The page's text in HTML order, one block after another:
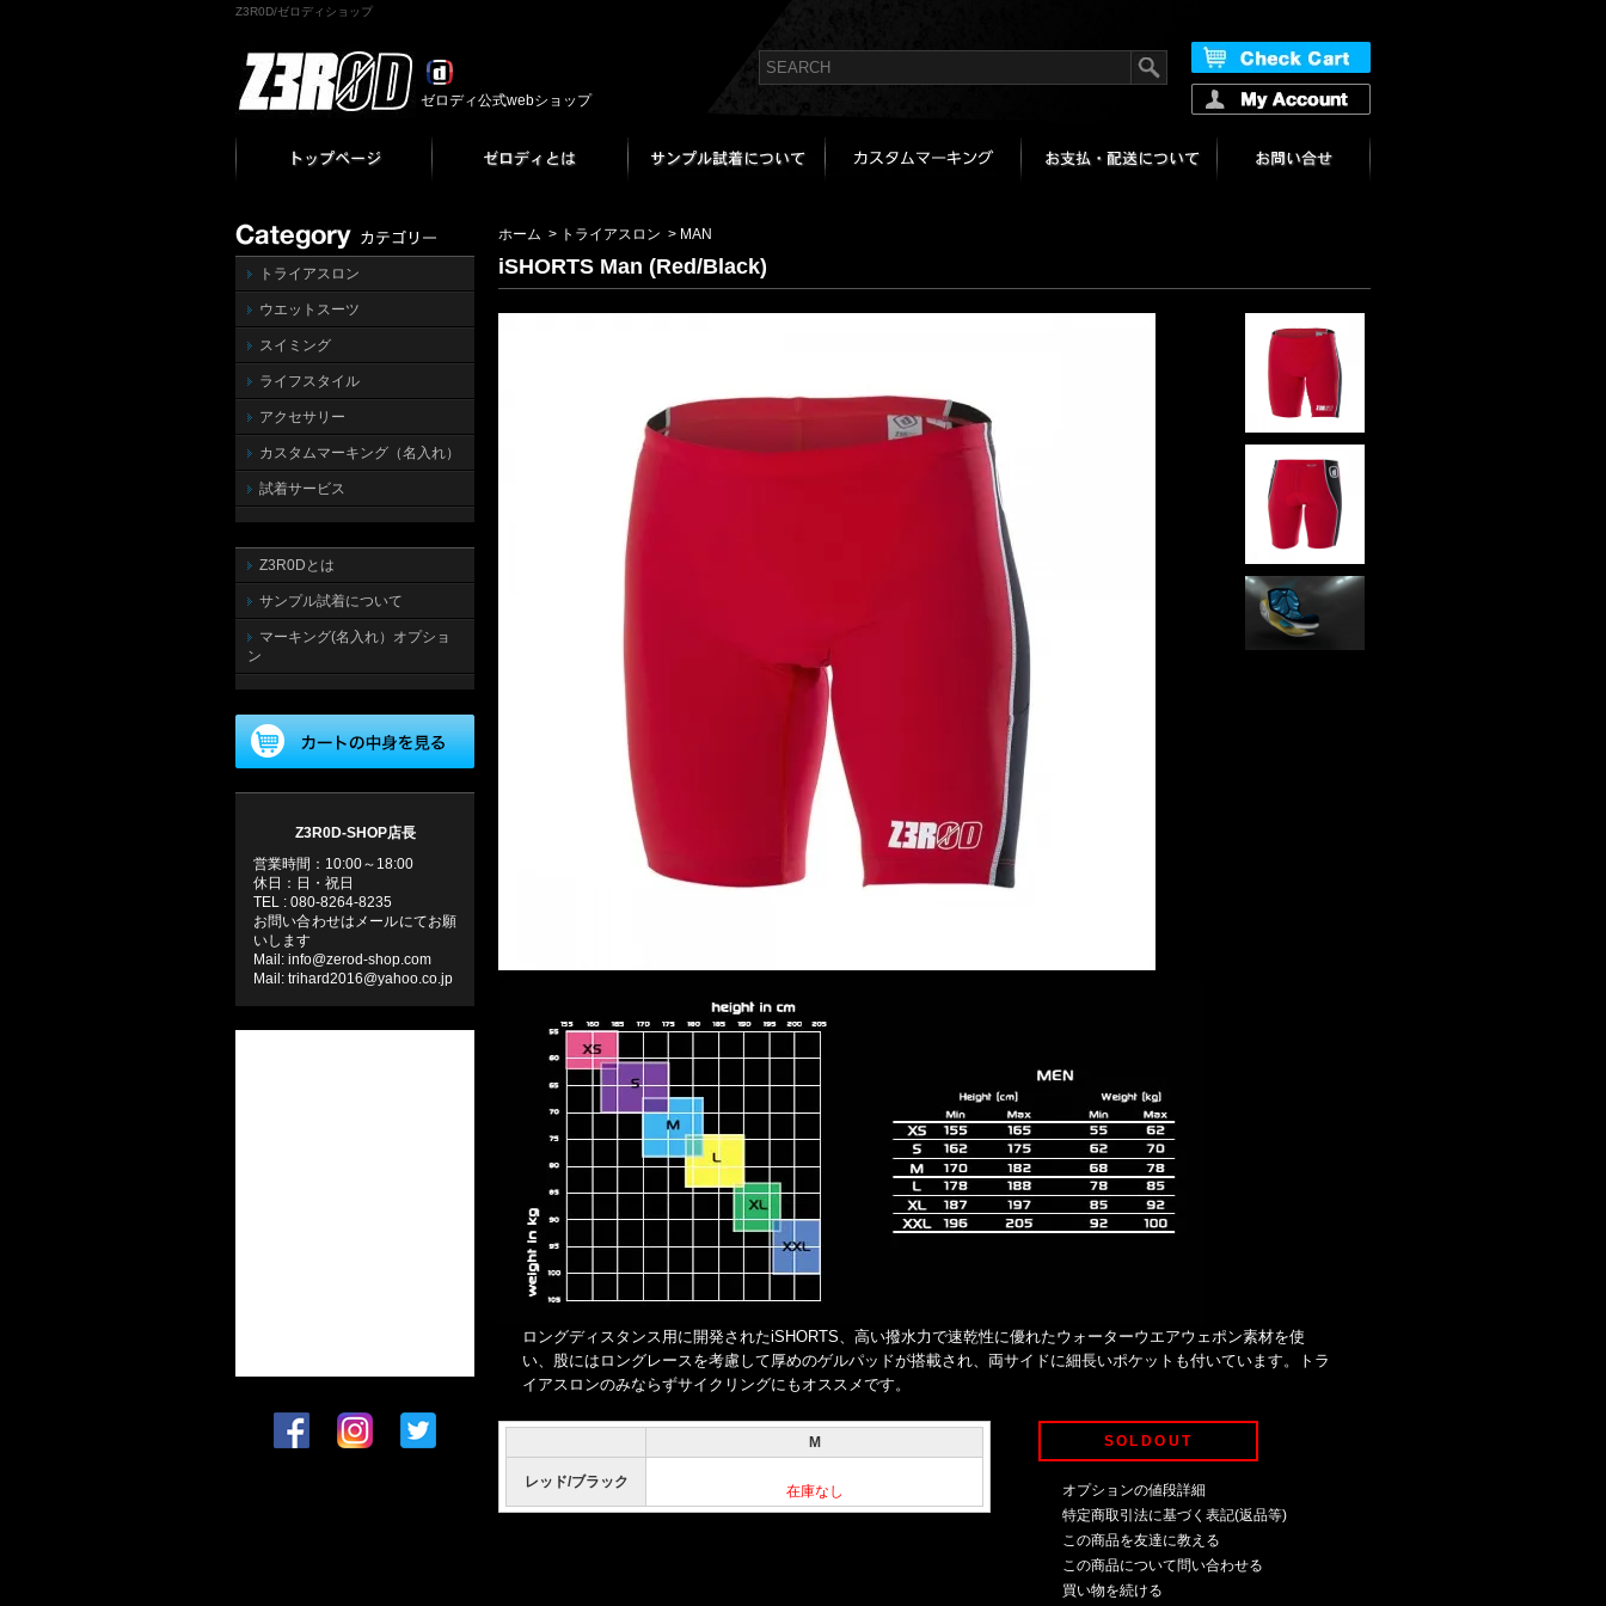
Z3R0D/ゼロディショップ
ゼロディ公式webショップ
トライアスロン
ウエットスーツ
スイミング
ライフスタイル
アクセサリー
カスタムマーキング（名入れ）
試着サービス
Z3R0Dとは
サンプル試着について
マーキング(名入れ）オプショ
ン
Z3R0D-SHOP店長
営業時間：10:00～18:00
休日：日・祝日
TEL : 080-8264-8235
お問い合わせはメールにてお願
いします
Mail: info@zerod-shop.com
Mail: trihard2016@yahoo.co.jp
ホーム > トライアスロン > MAN
iSHORTS Man (Red/Black)
ロングディスタンス用に開発されたiSHORTS、高い撥水力で速乾性に優れたウォーターウエアウェポン素材を使
い、股にはロングレースを考慮して厚めのゲルパッドが搭載され、両サイドに細長いポケットも付いています。トラ
イアスロンのみならずサイクリングにもオススメです。
M
レッド/ブラック
在庫なし
SOLDOUT
オプションの値段詳細
特定商取引法に基づく表記(返品等)
この商品を友達に教える
この商品について問い合わせる
買い物を続ける